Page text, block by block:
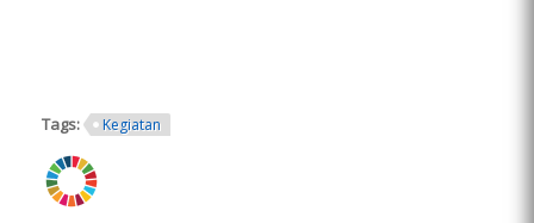
Tags: Kegiatan
ring.png